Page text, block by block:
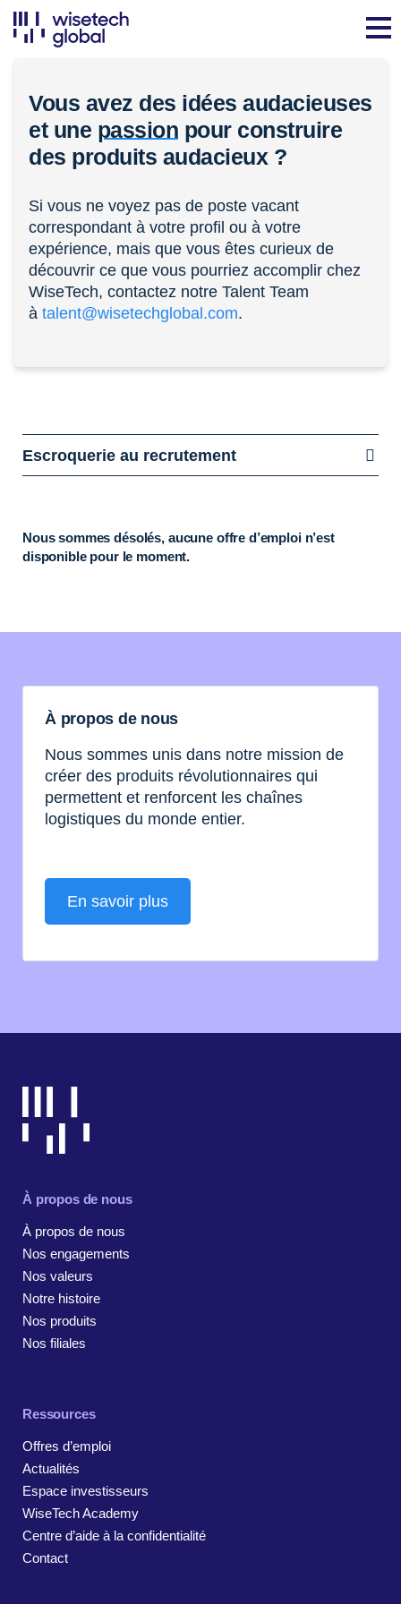
Vous avez des idées audacieuses
et une passion pour construire
des produits audacieux ?
Si vous ne voyez pas de poste vacant
correspondant à votre profil ou à votre
expérience, mais que vous êtes curieux de
découvrir ce que vous pourriez accomplir chez
WiseTech, contactez notre Talent Team
à talent@wisetechglobal.com.
Escroquerie au recrutement
Nous sommes désolés, aucune offre d’emploi n’est
disponible pour le moment.
À propos de nous
Nous sommes unis dans notre mission de
créer des produits révolutionnaires qui
permettent et renforcent les chaînes
logistiques du monde entier.
En savoir plus
À propos de nous
À propos de nous
Nos engagements
Nos valeurs
Notre histoire
Nos produits
Nos filiales
Ressources
Offres d’emploi
Actualités
Espace investisseurs
WiseTech Academy
Centre d’aide à la confidentialité
Contact